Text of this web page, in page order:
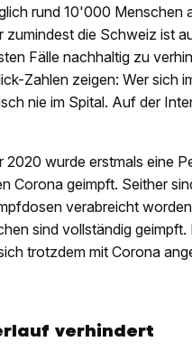
rund 10'000 Menschen
zumindest die Schweiz ist
Fälle nachhaltig zu
Zahlen zeigen: Wer sich
nie im Spital. Auf der
2020 wurde erstmals eine
Corona geimpft. Seither
verabreicht
sind vollständig geimpft.
trotzdem mit Corona
verhindert